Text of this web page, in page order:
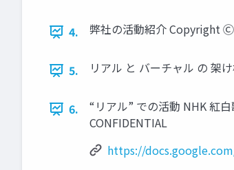
4. 弊社の活動紹介 Copyright
5. リアル と バーチャル の 架
6.
“リアル” での活動 NHK 紅
CONFIDENTIAL
https://